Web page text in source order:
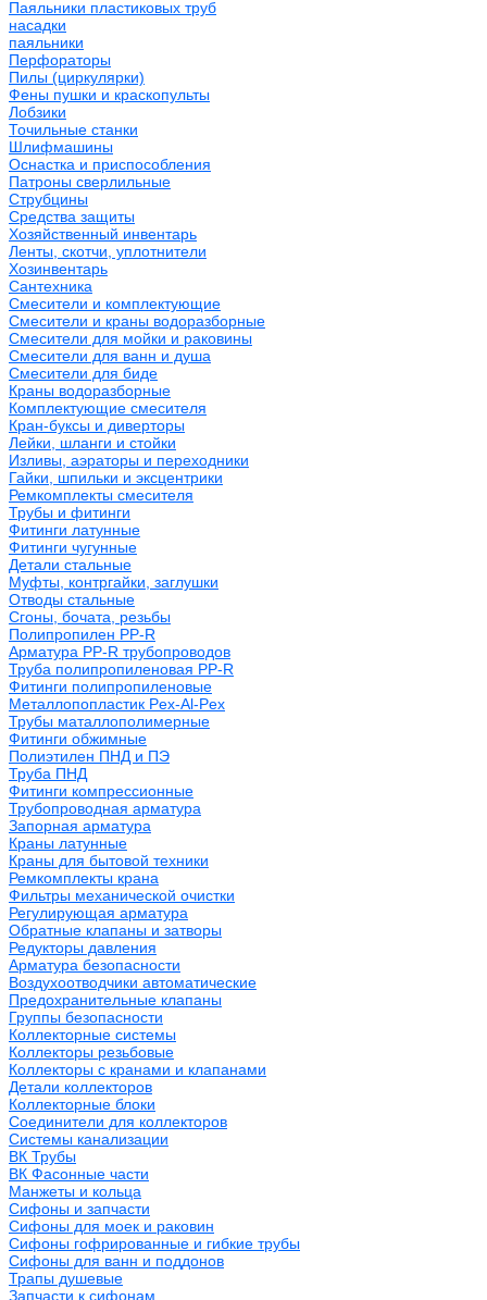
Паяльники пластиковых труб
насадки
паяльники
Перфораторы
Пилы (циркулярки)
Фены пушки и краскопульты
Лобзики
Точильные станки
Шлифмашины
Оснастка и приспособления
Патроны сверлильные
Струбцины
Средства защиты
Хозяйственный инвентарь
Ленты, скотчи, уплотнители
Хозинвентарь
Сантехника
Смесители и комплектующие
Смесители и краны водоразборные
Смесители для мойки и раковины
Смесители для ванн и душа
Смесители для биде
Краны водоразборные
Комплектующие смесителя
Кран-буксы и диверторы
Лейки, шланги и стойки
Изливы, аэраторы и переходники
Гайки, шпильки и эксцентрики
Ремкомплекты смесителя
Трубы и фитинги
Фитинги латунные
Фитинги чугунные
Детали стальные
Муфты, контргайки, заглушки
Отводы стальные
Сгоны, бочата, резьбы
Полипропилен PP-R
Арматура PP-R трубопроводов
Труба полипропиленовая PP-R
Фитинги полипропиленовые
Металлопопластик Pex-Al-Pex
Трубы маталлополимерные
Фитинги обжимные
Полиэтилен ПНД и ПЭ
Труба ПНД
Фитинги компрессионные
Трубопроводная арматура
Запорная арматура
Краны латунные
Краны для бытовой техники
Ремкомплекты крана
Фильтры механической очистки
Регулирующая арматура
Обратные клапаны и затворы
Редукторы давления
Арматура безопасности
Воздухоотводчики автоматические
Предохранительные клапаны
Группы безопасности
Коллекторные системы
Коллекторы резьбовые
Коллекторы с кранами и клапанами
Детали коллекторов
Коллекторные блоки
Соединители для коллекторов
Системы канализации
ВК Трубы
ВК Фасонные части
Манжеты и кольца
Сифоны и запчасти
Сифоны для моек и раковин
Сифоны гофрированные и гибкие трубы
Сифоны для ванн и поддонов
Трапы душевые
Запчасти к сифонам